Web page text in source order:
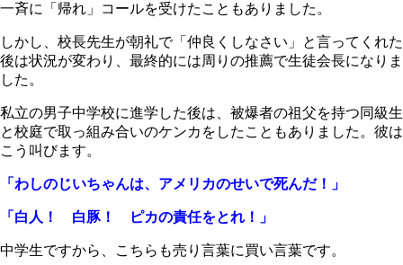
一斉に「帰れ」コールを受けたこともありました。
しかし、校長先生が朝礼で「仲良くしなさい」と言ってくれた
後は状況が変わり、最終的には周りの推薦で生徒会長になりま
した。
私立の男子中学校に進学した後は、被爆者の祖父を持つ同級生
と校庭で取っ組み合いのケンカをしたこともありました。彼は
こう叫びます。
「わしのじいちゃんは、アメリカのせいで死んだ！」
「白人！ 白豚！ ピカの責任をとれ！」
中学生ですから、こちらも売り言葉に買い言葉です。